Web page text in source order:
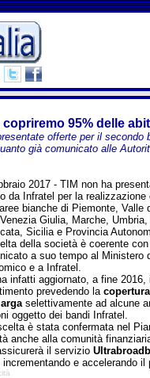
copriremo 95% delle
offerte per il secondo
già comunicato alle
2017 - TIM non ha
da Infratel per la
bianche di Piemonte, Valle
Giulia, Marche,
Sicilia e Provincia
della società è coerente
a suo tempo al Ministero
e a Infratel.
infatti aggiornato, a fine 2016,
prevedendo la
selettivamente ad alcune
oggetto dei bandi Infratel.
è stata confermata nel
anche alla comunità
il servizio
incrementando e accelerando il